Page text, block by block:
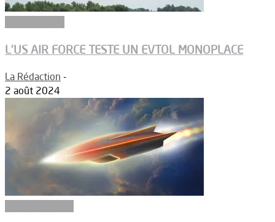
L’US AIR FORCE TESTE UN EVTOL MONOPLACE
La Rédaction -
2 août 2024